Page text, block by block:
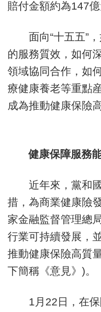
賠付金額約為147
面向“十五五”，
的服務質效，如何
領域協同合作，如
療健康養老等重點
成為推動健康保險
健康保障服務
近年來，黨和國
措，為商業健康險
家金融監督管理總
行業可持續發展，
推動健康保險高質
下簡稱《意見》)。
1月22日，在保